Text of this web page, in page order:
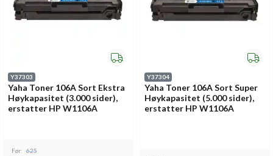
Y37303
Yaha Toner 106A Sort Ekstra
Høykapasitet (3.000 sider),
erstatter HP W1106A
Før: 625
Y37304
Yaha Toner 106A Sort Super
Høykapasitet (5.000 sider),
erstatter HP W1106A